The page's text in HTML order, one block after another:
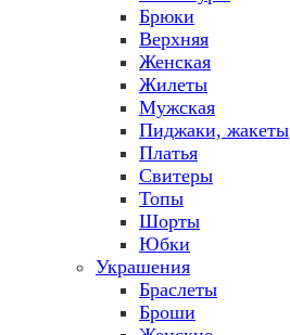
Брюки
Верхняя
Женская
Жилеты
Мужская
Пиджаки, жакеты
Платья
Свитеры
Топы
Шорты
Юбки
Украшения
Браслеты
Броши